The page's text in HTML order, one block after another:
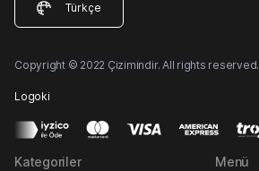
Türkçe
Copyright © 2022 Çizimindir. All rights reserved.
Logoki
Kategoriler Menü